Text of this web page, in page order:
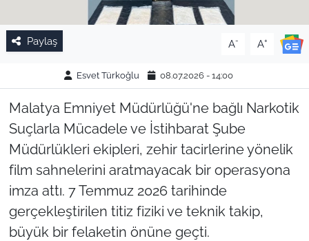
Paylaş A- A+
Esvet Türkoğlu 08.07.2026 - 14:00
Malatya Emniyet Müdürlüğü'ne bağlı Narkotik
Suçlarla Mücadele ve İstihbarat Şube
Müdürlükleri ekipleri, zehir tacirlerine yönelik
film sahnelerini aratmayacak bir operasyona
imza attı. 7 Temmuz 2026 tarihinde
gerçekleştirilen titiz fiziki ve teknik takip,
büyük bir felaketin önüne geçti.